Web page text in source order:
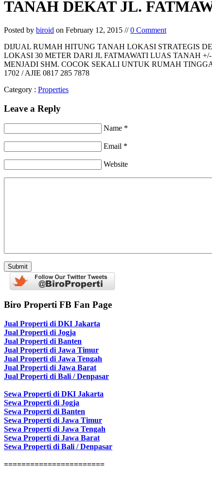
TANAH DEKAT JL.
Posted by biroid on February 12, 2015 //0 Comment
DIJUAL RUMAH HITUNG TANAH LOKASI STRATEGIS
LOKASI 30 METER DARI JL FATMAWATI LUAS TANAH
MENJADI SHM. COCOK SEKALI UNTUK RUMAH
1702 / AJIE 0817 285 7878
Category : Properties
Leave a Reply
Name *
Email *
Website
Biro Properti FB Fan Page
Jual Properti di DKI Jakarta
Jual Properti di Jogja
Jual Properti di Banten
Jual Properti di Jawa Timur
Jual Properti di Jawa Tengah
Jual Properti di Jawa Barat
Jual Properti di Bali / Denpasar
Sewa Properti di DKI Jakarta
Sewa Properti di Jogja
Sewa Properti di Banten
Sewa Properti di Jawa Timur
Sewa Properti di Jawa Tengah
Sewa Properti di Jawa Barat
Sewa Properti di Bali / Denpasar
=======================